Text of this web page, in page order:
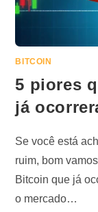
BITCOIN
5 piores
já
Se você está
ruim, bom
Bitcoin que já
o mercado…